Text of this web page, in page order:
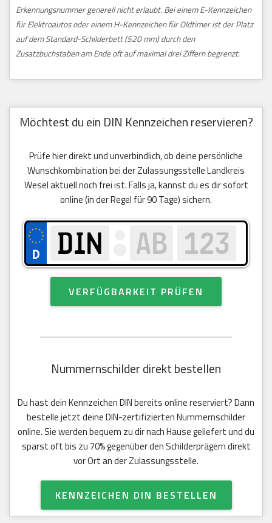
Erkennungsnummer generell nicht erlaubt. Bei einem E-Kennzeichen
für Elektroautos oder einem H-Kennzeichen für Oldtimer ist der Platz
auf dem Standard-Schilderbett (520 mm) durch den
Zusatzbuchstaben am Ende oft auf maximal drei Ziffern begrenzt.
Möchtest du ein DIN Kennzeichen reservieren?
Prüfe hier direkt und unverbindlich, ob deine persönliche
Wunschkombination bei der Zulassungsstelle Landkreis
Wesel aktuell noch frei ist. Falls ja, kannst du es dir sofort
online (in der Regel für 90 Tage) sichern.
VERFÜGBARKEIT PRÜFEN
Nummernschilder direkt bestellen
Du hast dein Kennzeichen DIN bereits online reserviert? Dann
bestelle jetzt deine DIN-zertifizierten Nummernschilder
online. Sie werden bequem zu dir nach Hause geliefert und du
sparst oft bis zu 70% gegenüber den Schilderprägern direkt
vor Ort an der Zulassungsstelle.
KENNZEICHEN DIN BESTELLEN